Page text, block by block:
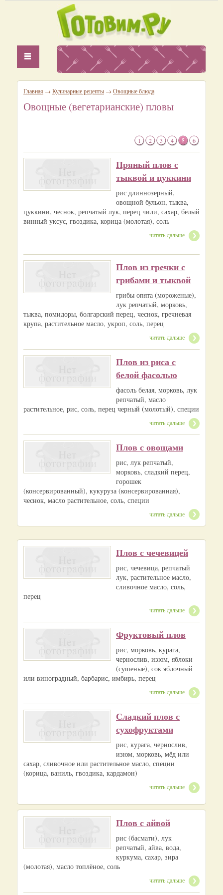
Главная → Кулинарные рецепты → Овощные блюда
Овощные (вегетарианские) пловы
1 2 3 4 5 6
Пряный плов с
тыквой и цуккини
рис длиннозерный,
овощной бульон, тыква,
цуккини, чеснок, репчатый лук, перец чили, сахар, белый
винный уксус, гвоздика, корица (молотая), соль
читать дальше
Плов из гречки с
грибами и тыквой
грибы опята (мороженые),
лук репчатый, морковь,
тыква, помидоры, болгарский перец, чеснок, гречневая
крупа, растительное масло, укроп, соль, перец
читать дальше
Плов из риса с
белой фасолью
фасоль белая, морковь, лук
репчатый, масло
растительное, рис, соль, перец черный (молотый), специи
читать дальше
Плов с овощами
рис, лук репчатый,
морковь, сладкий перец,
горошек
(консервированный), кукуруза (консервированная),
чеснок, масло растительное, соль, специи
читать дальше
Плов с чечевицей
рис, чечевица, репчатый
лук, растительное масло,
сливочное масло, соль,
перец
читать дальше
Фруктовый плов
рис, морковь, курага,
чернослив, изюм, яблоки
(сушеные), сок яблочный
или виноградный, барбарис, имбирь, перец
читать дальше
Сладкий плов с
сухофруктами
рис, курага, чернослив,
изюм, морковь, мёд или
сахар, сливочное или растительное масло, специи
(корица, ваниль, гвоздика, кардамон)
читать дальше
Плов с айвой
рис (басмати), лук
репчатый, айва, вода,
куркума, сахар, зира
(молотая), масло топлёное, соль
читать дальше